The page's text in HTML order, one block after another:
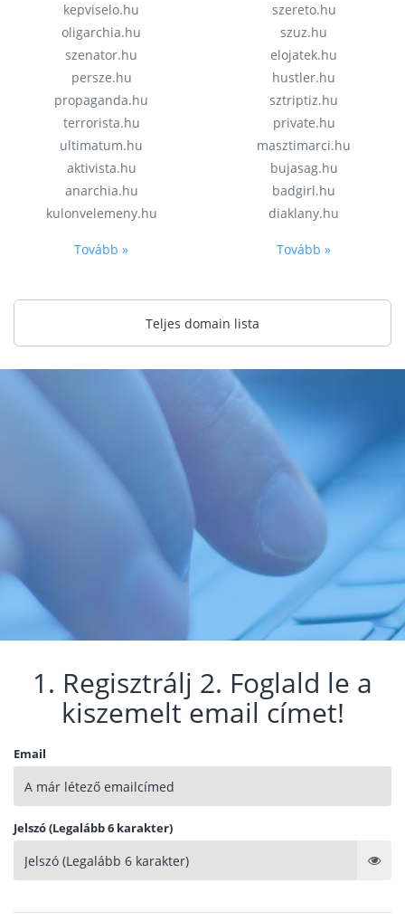
kepviselo.hu
oligarchia.hu
szenator.hu
persze.hu
propaganda.hu
terrorista.hu
ultimatum.hu
aktivista.hu
anarchia.hu
kulonvelemeny.hu
Tovább »
szereto.hu
szuz.hu
elojatek.hu
hustler.hu
sztriptiz.hu
private.hu
masztimarci.hu
bujasag.hu
badgirl.hu
diaklany.hu
Tovább »
Teljes domain lista
1. Regisztrálj 2. Foglald le a
kiszemelt email címet!
Email
Jelszó (Legalább 6 karakter)